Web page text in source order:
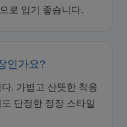
로 입기 좋습니다.
인가요?
. 가볍고 산뜻한 착용
단정한 정장 스타일